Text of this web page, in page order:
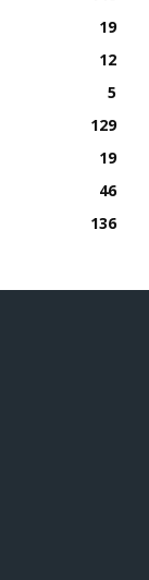
19
12
5
129
19
46
136